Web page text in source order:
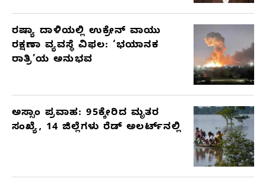
ರಷ್ಯಾ ದಾಳಿಯಲ್ಲಿ ಉಕ್ರೇನ್ ವಾಯು
ರಕ್ಷಣಾ ವ್ಯವಸ್ಥೆ ವಿಫಲ: ‘ಭಯಾನಕ
ರಾತ್ರಿ’ಯ ಅನುಭವ
ಅಸ್ಸಾಂ ಪ್ರವಾಹ: 95ಕ್ಕೇರಿದ ಮೃತರ
ಸಂಖ್ಯೆ, 14 ಜಿಲ್ಲೆಗಳು ರೆಡ್ ಅಲರ್ಟ್‌ನಲ್ಲಿ